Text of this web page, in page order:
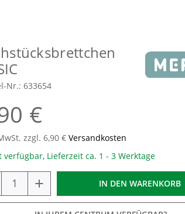
Nr.: 633654
€
zzgl. 6,90 € Versandkosten
verfügbar, Lieferzeit ca. 1 - 3 Werktage
+ IN DEN WARENKORB